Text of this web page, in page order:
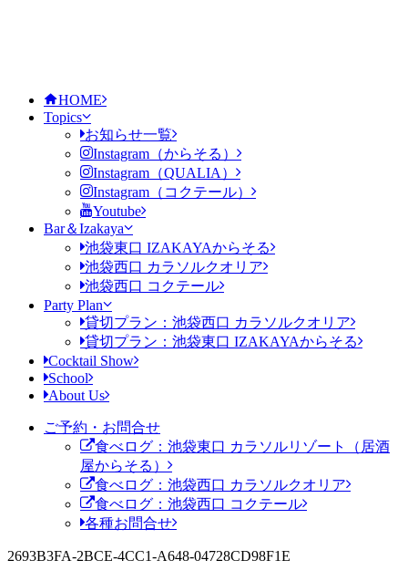
HOME
Topics
お知らせ一覧
Instagram（からそる）
Instagram（QUALIA）
Instagram（コクテール）
Youtube
Bar＆Izakaya
池袋東口 IZAKAYAからそる
池袋西口 カラソルクオリア
池袋西口 コクテール
Party Plan
貸切プラン：池袋西口 カラソルクオリア
貸切プラン：池袋東口 IZAKAYAからそる
Cocktail Show
School
About Us
ご予約・お問合せ
食べログ：池袋東口 カラソルリゾート（居酒
屋からそる）
食べログ：池袋西口 カラソルクオリア
食べログ：池袋西口 コクテール
各種お問合せ
2693B3FA-2BCE-4CC1-A648-04728CD98F1E